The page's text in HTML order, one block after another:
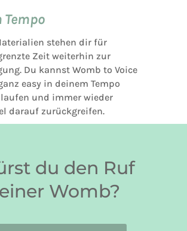
Tempo
stehen dir für
Zeit weiterhin zur
Du kannst Womb to Voice
easy in deinem Tempo
und immer wieder
darauf zurückgreifen.
du den Ruf
Womb?